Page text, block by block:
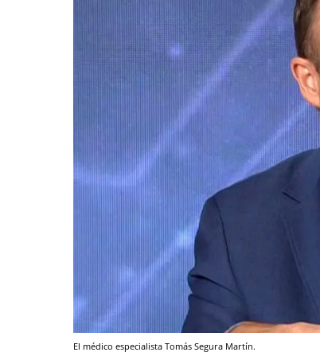
El médico especialista Tomás Segura Martín.